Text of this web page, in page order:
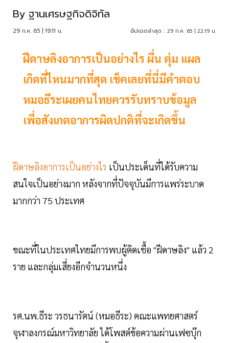
By ฐานเศรษฐกิจดิจิทัล
29 ก.ค. 65 | 19:11 น. อัปเดตล่าสุด : 29 ก.ค. 65 | 22:19 น.
ฝีดาษลิงอาการเป็นอย่างไร ผื่น ตุ่ม แผล
เกิดที่ไหนมากที่สุด เช็คเลยที่นี่มีคำตอบ
หมอธีระเผยคนไทยควรรับทราบข้อมูล
เพื่อสังเกตอาการผิดปกติที่จะเกิดขึ้น
ฝีดาษลิงอาการเป็นอย่างไร เป็นประเด็นที่ได้รับความ
สนใจเป็นอย่างมาก หลังจากที่ปัจจุบันมีการแพร่ระบาด
มากกว่า 75 ประเทศ
ขณะที่ในประเทศไทยมีการพบผู้ติดเชื้อ "ฝีดาษลิง" แล้ว 2
ราย และกลุ่มเสี่ยงอีกจำนวนหนึ่ง
รศ.นพ.ธีระ วรธนารัตน์ (หมอธีระ) คณะแพทยศาสตร์
จุฬาลงกรณ์มหาวิทยาลัย ได้โพสต์ข้อความผ่านเฟซบุ๊ก